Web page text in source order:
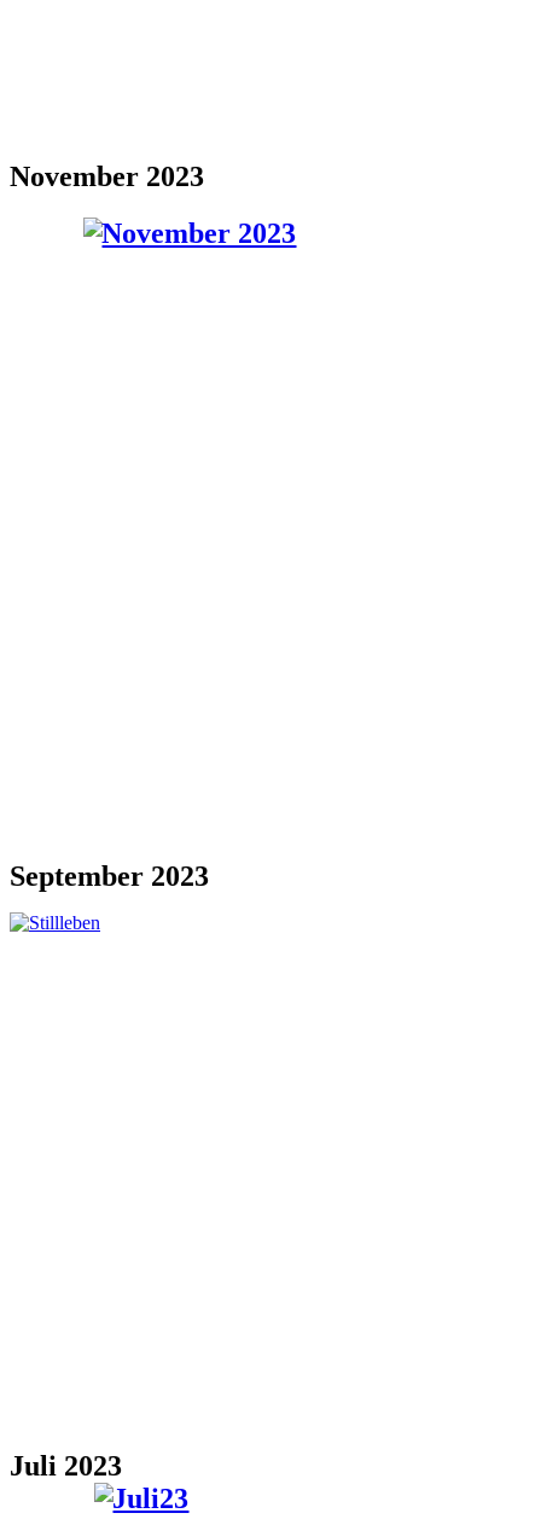
November 2023
September 2023
Juli 2023